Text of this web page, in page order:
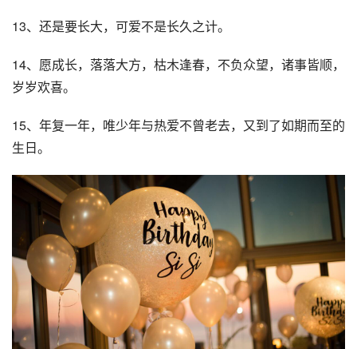
13、还是要长大，可爱不是长久之计。
14、愿成长，落落大方，枯木逢春，不负众望，诸事皆顺，
岁岁欢喜。
15、年复一年，唯少年与热爱不曾老去，又到了如期而至的
生日。